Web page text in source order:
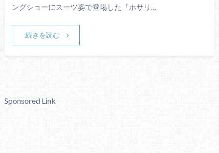
ングショーにスーツ姿で登場した『ホサリ…
続きを読む
Sponsored Link